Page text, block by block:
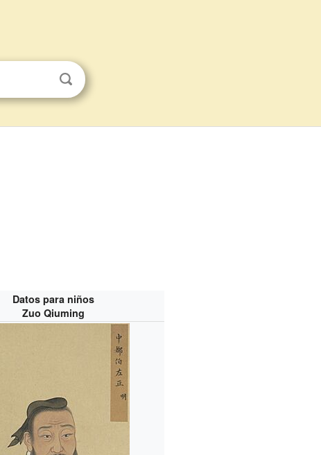
Datos para niños
Zuo Qiuming